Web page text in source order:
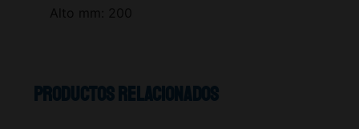
Alto mm: 200
Productos relacionados